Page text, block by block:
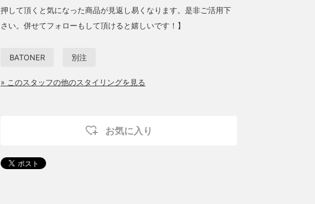
押して頂くと気になった商品が見返し易くなります。是非ご活用下
さい。併せてフォローもして頂けると嬉しいです！】
BATONER 別注
» このスタッフの他のスタイリングを見る
お気に入り